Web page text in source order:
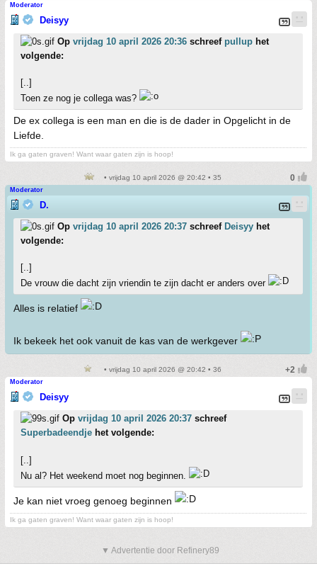
Moderator
Deisyy
Op vrijdag 10 april 2026 20:36 schreef pullup het
volgende:
[..]
Toen ze nog je collega was?
De ex collega is een man en die is de dader in Opgelicht in de
Liefde.
Ik ga gaten graven! Want waar gaten zijn is hoop!
• vrijdag 10 april 2026 @ 20:42 • 35
Moderator
D.
Op vrijdag 10 april 2026 20:37 schreef Deisyy het
volgende:
[..]
De vrouw die dacht zijn vriendin te zijn dacht er anders over
Alles is relatief
Ik bekeek het ook vanuit de kas van de werkgever
• vrijdag 10 april 2026 @ 20:42 • 36
Moderator
Deisyy
Op vrijdag 10 april 2026 20:37 schreef
Superbadeendje het volgende:
[..]
Nu al? Het weekend moet nog beginnen.
Je kan niet vroeg genoeg beginnen
Ik ga gaten graven! Want waar gaten zijn is hoop!
▼ Advertentie door Refinery89